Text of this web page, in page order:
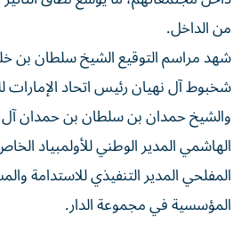
من الداخل.
شهد مراسم التوقيع الشيخ سلطان بن
شخبوط آل نهيان رئيس اتحاد الإمارات
والشيخ حمدان بن سلطان بن حمدان آل
الهاشمي المدير الوطني للأولمبياد
المفلحي المدير التنفيذي للاستدامة
المؤسسية في مجموعة الدار.